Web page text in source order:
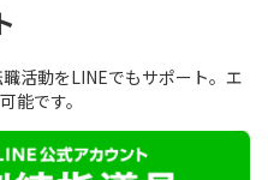
活動をLINEでもサポート。エ
能です。